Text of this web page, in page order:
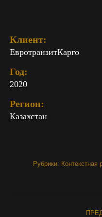
Клиент:
ЕвротранзитКарго
Год:
2020
Регион:
Казахстан
Рубрики: Контекстная